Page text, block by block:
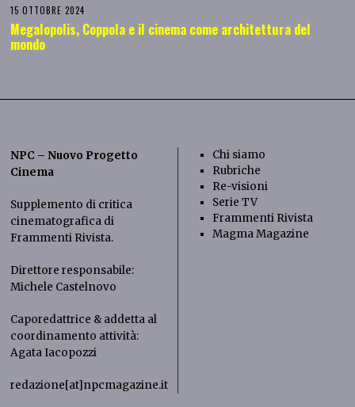
15 OTTOBRE 2024
Megalopolis, Coppola e il cinema come architettura del
mondo
NPC – Nuovo Progetto
Cinema
Supplemento di critica
cinematografica di
Frammenti Rivista.
Direttore responsabile:
Michele Castelnovo
Caporedattrice & addetta al
coordinamento attività:
Agata Iacopozzi
redazione[at]npcmagazine.it
Chi siamo
Rubriche
Re-visioni
Serie TV
Frammenti Rivista
Magma Magazine